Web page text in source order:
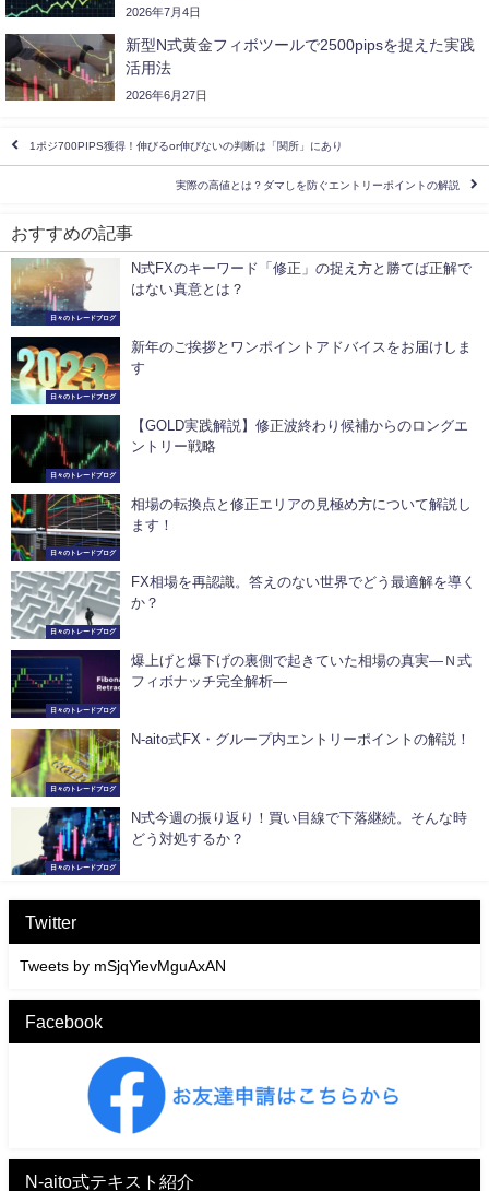
2026年7月4日
新型N式黄金フィボツールで2500pipsを捉えた実践
活用法
2026年6月27日
1ポジ700PIPS獲得！伸びるor伸びないの判断は「関所」にあり
実際の高値とは？ダマしを防ぐエントリーポイントの解説
おすすめの記事
日々のトレードブログ
N式FXのキーワード「修正」の捉え方と勝てば正解で
はない真意とは？
日々のトレードブログ
新年のご挨拶とワンポイントアドバイスをお届けしま
す
日々のトレードブログ
【GOLD実践解説】修正波終わり候補からのロングエ
ントリー戦略
日々のトレードブログ
相場の転換点と修正エリアの見極め方について解説し
ます！
日々のトレードブログ
FX相場を再認識。答えのない世界でどう最適解を導く
か？
日々のトレードブログ
爆上げと爆下げの裏側で起きていた相場の真実―Ｎ式
フィボナッチ完全解析―
日々のトレードブログ
N-aito式FX・グループ内エントリーポイントの解説！
日々のトレードブログ
N式今週の振り返り！買い目線で下落継続。そんな時
どう対処するか？
Twitter
Tweets by mSjqYievMguAxAN
Facebook
N-aito式テキスト紹介